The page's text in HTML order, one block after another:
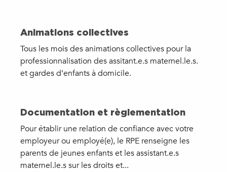
Animations collectives
Tous les mois des animations collectives pour la
professionnalisation des assitant.e.s maternel.le.s.
et gardes d’enfants à domicile.
Documentation et règlementation
Pour établir une relation de confiance avec votre
employeur ou employé(e), le RPE renseigne les
parents de jeunes enfants et les assistant.e.s
maternel.le.s sur les droits et...